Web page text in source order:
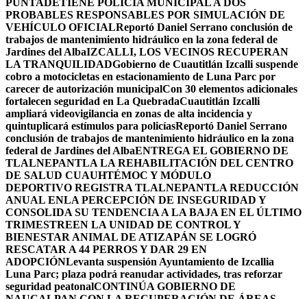
PUNTADETIENE POLICÍA MUNICIPAL A DOS
PROBABLES RESPONSABLES POR SIMULACIÓN DE
VEHÍCULO OFICIALReportó Daniel Serrano conclusión de
trabajos de mantenimiento hidráulico en la zona federal de
Jardines del AlbaIZCALLI, LOS VECINOS RECUPERAN
LA TRANQUILIDADGobierno de Cuautitlán Izcalli suspende
cobro a motocicletas en estacionamiento de Luna Parc por
carecer de autorización municipalCon 30 elementos adicionales
fortalecen seguridad en La QuebradaCuautitlán Izcalli
ampliará videovigilancia en zonas de alta incidencia y
quintuplicará estímulos para policíasReportó Daniel Serrano
conclusión de trabajos de mantenimiento hidráulico en la zona
federal de Jardines del AlbaENTREGA EL GOBIERNO DE
TLALNEPANTLA LA REHABILITACIÓN DEL CENTRO
DE SALUD CUAUHTÉMOC Y MÓDULO
DEPORTIVO REGISTRA TLALNEPANTLA REDUCCIÓN
ANUAL ENLA PERCEPCIÓN DE INSEGURIDAD Y
CONSOLIDA SU TENDENCIA A LA BAJA EN EL ÚLTIMO
TRIMESTREEN LA UNIDAD DE CONTROL Y
BIENESTAR ANIMAL DE ATIZAPÁN SE LOGRÓ
RESCATAR A 44 PERROS Y DAR 29 EN
ADOPCIÓNLevanta suspensión Ayuntamiento de Izcallia
Luna Parc; plaza podrá reanudar actividades, tras reforzar
seguridad peatonalCONTINÚA GOBIERNO DE